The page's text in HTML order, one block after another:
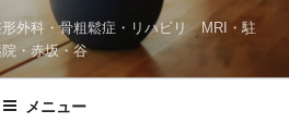
外科・骨粗鬆症・リハビリ MRI・駐
・赤坂・谷
メニュー